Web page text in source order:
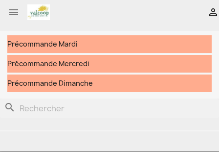
 
Précommande Mardi
Précommande Mercredi
Précommande Dimanche
search